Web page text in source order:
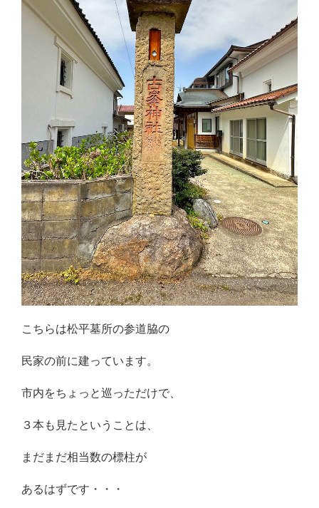
こちらは松平墓所の参道脇の
民家の前に建っています。
市内をちょっと巡っただけで、
３本も見たということは、
まだまだ相当数の標柱が
あるはずです・・・